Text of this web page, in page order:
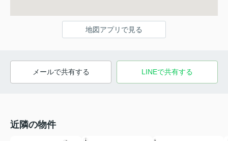
地図アプリで見る
メールで共有する LINEで共有する
近隣の物件